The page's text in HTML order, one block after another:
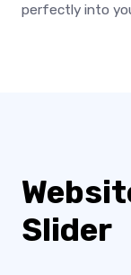
perfectly into
Slider